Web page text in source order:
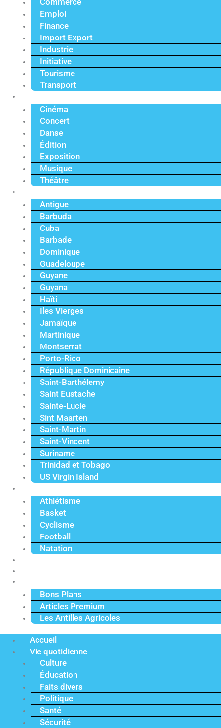
Commerce
Emploi
Finance
Import Export
Industrie
Initiative
Tourisme
Transport
Cinéma
Concert
Danse
Édition
Exposition
Musique
Théâtre
Antigue
Barbuda
Cuba
Barbade
Dominique
Guadeloupe
Guyane
Guyana
Haïti
Îles Vierges
Jamaïque
Martinique
Montserrat
Porto-Rico
République Dominicaine
Saint-Barthélemy
Saint Eustache
Sainte-Lucie
Sint Maarten
Saint-Martin
Saint-Vincent
Suriname
Trinidad et Tobago
US Virgin Island
Athlétisme
Basket
Cyclisme
Football
Natation
Bons Plans
Articles Premium
Les Antilles Agricoles
Accueil
Vie quotidienne
Culture
Éducation
Faits divers
Politique
Santé
Sécurité